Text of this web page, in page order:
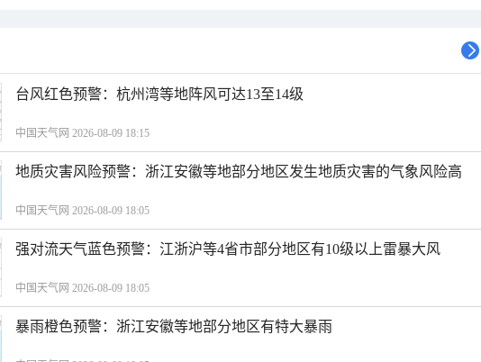
​台风红色预警：杭州湾等地阵风可达13至14级
中国天气网 2026-08-09 18:15
地质灾害风险预警：浙江安徽等地部分地区发生地质灾害的气象风险高
中国天气网 2026-08-09 18:05
强对流天气蓝色预警：江浙沪等4省市部分地区有10级以上雷暴大风
中国天气网 2026-08-09 18:05
暴雨橙色预警：浙江安徽等地部分地区有特大暴雨